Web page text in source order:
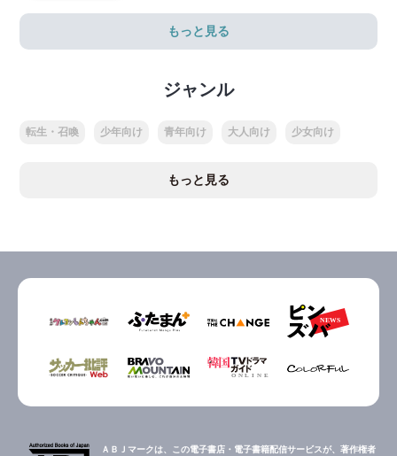
もっと見る
ジャンル
転生・召喚 少年向け 青年向け 大人向け 少女向け
もっと見る
ＡＢＪマークは、この電子書店・電子書籍配信サービスが、著作権者